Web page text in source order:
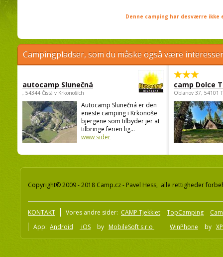
Denne camping har desværre
Campingpladser, som du måske også være
autocamp Slunečná
, 54344 Čistá v Krkonoších
Autocamp Slunečná er den
eneste camping i Krkonoše
bjergene som tilbyder jer at
tilbringe ferien lig...
www sider
camp Dolce
Oblanov 37, 54101
Copyright© 2009 - 2018 Camp.cz - Pavel Hess, alle rettigheder
KONTAKT Vores andre sider: CAMP Tjekkiet TopCamping
App: Android iOS by MobileSoft s.r.o WinPhone by